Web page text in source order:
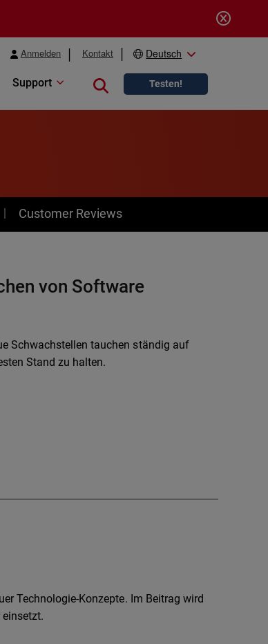
Anmelden Kontakt Deutsch
Support Close search
Testen!
Customer Reviews
von Software
Schwachstellen tauchen ständig auf
Stand zu halten.
Technologie-Konzepte. Im Beitrag wird